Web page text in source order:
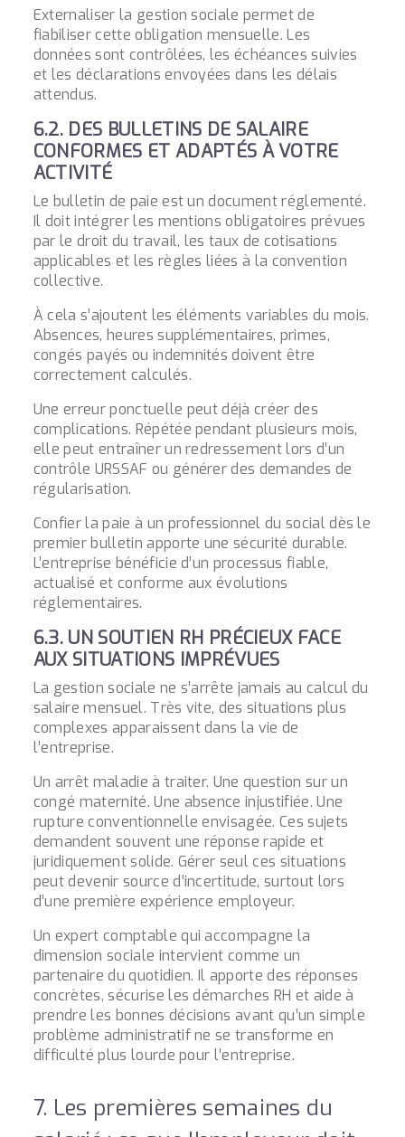
Externaliser la gestion sociale permet de
fiabiliser cette obligation mensuelle. Les
données sont contrôlées, les échéances suivies
et les déclarations envoyées dans les délais
attendus.
6.2. DES BULLETINS DE SALAIRE
CONFORMES ET ADAPTÉS À VOTRE
ACTIVITÉ
Le bulletin de paie est un document réglementé.
Il doit intégrer les mentions obligatoires prévues
par le droit du travail, les taux de cotisations
applicables et les règles liées à la convention
collective.
À cela s’ajoutent les éléments variables du mois.
Absences, heures supplémentaires, primes,
congés payés ou indemnités doivent être
correctement calculés.
Une erreur ponctuelle peut déjà créer des
complications. Répétée pendant plusieurs mois,
elle peut entraîner un redressement lors d’un
contrôle URSSAF ou générer des demandes de
régularisation.
Confier la paie à un professionnel du social dès le
premier bulletin apporte une sécurité durable.
L’entreprise bénéficie d’un processus fiable,
actualisé et conforme aux évolutions
réglementaires.
6.3. UN SOUTIEN RH PRÉCIEUX FACE
AUX SITUATIONS IMPRÉVUES
La gestion sociale ne s’arrête jamais au calcul du
salaire mensuel. Très vite, des situations plus
complexes apparaissent dans la vie de
l’entreprise.
Un arrêt maladie à traiter. Une question sur un
congé maternité. Une absence injustifiée. Une
rupture conventionnelle envisagée. Ces sujets
demandent souvent une réponse rapide et
juridiquement solide. Gérer seul ces situations
peut devenir source d’incertitude, surtout lors
d’une première expérience employeur.
Un expert comptable qui accompagne la
dimension sociale intervient comme un
partenaire du quotidien. Il apporte des réponses
concrètes, sécurise les démarches RH et aide à
prendre les bonnes décisions avant qu’un simple
problème administratif ne se transforme en
difficulté plus lourde pour l’entreprise.
7. Les premières semaines du